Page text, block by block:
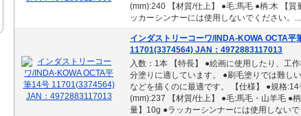
(mm):240 【材質/仕上】 ●毛:馬毛 ●柄:木 【質
ッカーシンナーには使用しないでください。...
インダストリーコーワ/INDA-KOWA OCTA平
11701(3374564) JAN：4972883117013
入数：1本 【特長】 ●絵画に使用したり、工
分塗りに適しています。 ●刷毛塗りでは難し
などを描くのに最適です。 【仕様】 ●規格:14
(mm):237 【材質/仕上】 ●毛:馬毛・山羊毛 ●
量】10g ●ラッカーシンナーには使用しないで